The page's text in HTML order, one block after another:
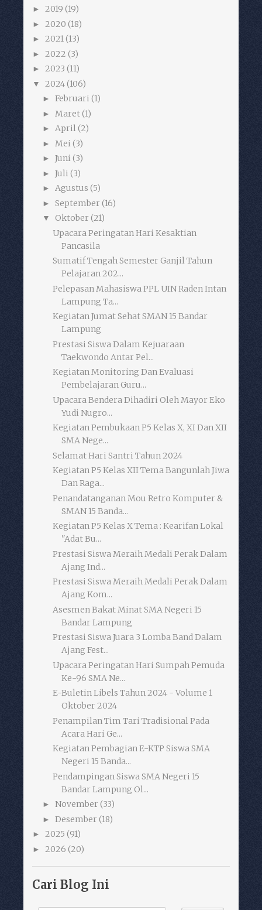
► 2019 (19)
► 2020 (18)
► 2021(13)
► 2022 (3)
► 2023 (11)
▼ 2024(106)
► Februari (1)
► Maret(1)
► April(2)
► Mei (3)
► Juni (3)
► Juli (3)
► Agustus (5)
► September (16)
▼ Oktober (21)
Upacara Peringatan Hari Kesaktian
Pancasila
Sumatif Tengah Semester Ganjil Tahun
Pelajaran 202...
Pelepasan Mahasiswa PPL UIN Raden Intan
Lampung Ta...
Kegiatan Jumat Sehat SMAN 15 Bandar
Lampung
Prestasi Siswa Dalam Kejuaraan
Taekwondo Antar Pel...
Kegiatan Monitoring Dan Evaluasi
Pembelajaran Guru...
Upacara Bendera Dihadiri Oleh Mayor Eko
Yudi Nugro...
Kegiatan Pembukaan P5 Kelas X, XI Dan XII
SMA Nege...
Selamat Hari Santri Tahun 2024
Kegiatan P5 Kelas XII Tema Bangunlah Jiwa
Dan Raga...
Penandatanganan Mou Retro Komputer &
SMAN 15 Banda...
Kegiatan P5 Kelas X Tema : Kearifan Lokal
"Adat Bu...
Prestasi Siswa Meraih Medali Perak Dalam
Ajang Ind...
Prestasi Siswa Meraih Medali Perak Dalam
Ajang Kom...
Asesmen Bakat Minat SMA Negeri 15
Bandar Lampung
Prestasi Siswa Juara 3 Lomba Band Dalam
Ajang Fest...
Upacara Peringatan Hari Sumpah Pemuda
Ke-96 SMA Ne...
E-Buletin Libels Tahun 2024 - Volume 1
Oktober 2024
Penampilan Tim Tari Tradisional Pada
Acara Hari Ge...
Kegiatan Pembagian E-KTP Siswa SMA
Negeri 15 Banda...
Pendampingan Siswa SMA Negeri 15
Bandar Lampung Ol...
► November (33)
► Desember (18)
► 2025 (91)
► 2026 (20)
Cari Blog Ini